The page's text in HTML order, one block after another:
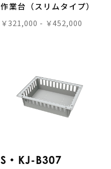
作業台（スリムタイプ）
￥321,000 - ￥452,000
S・KJ-B307